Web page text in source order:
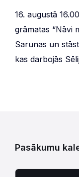
16. augustā
grāmatas “Nāvi
Sarunas un
kas darbojās
Pasākumu